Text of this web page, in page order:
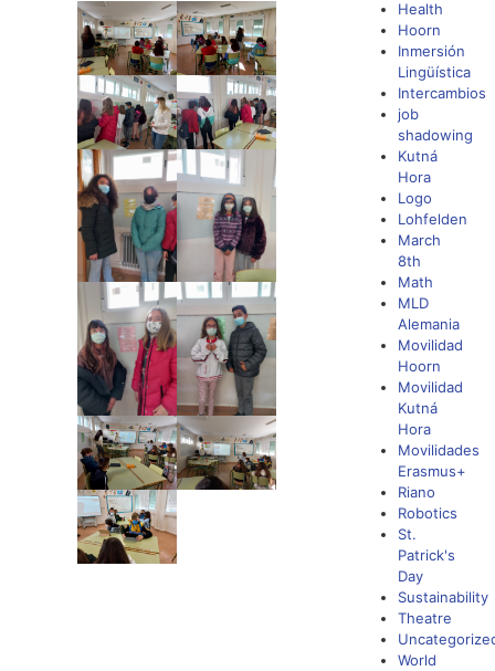
Health
Hoorn
Inmersión
Lingüística
Intercambios
job
shadowing
Kutná
Hora
Logo
Lohfelden
March
8th
Math
MLD
Alemania
Movilidad
Hoorn
Movilidad
Kutná
Hora
Movilidades
Erasmus+
Riano
Robotics
St.
Patrick's
Day
Sustainability
Theatre
World